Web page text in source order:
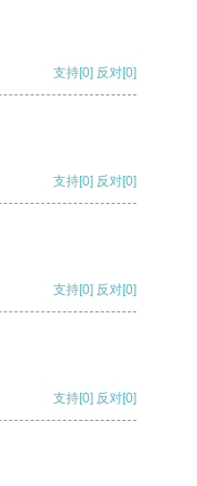
支持[0] 反对[0]
支持[0] 反对[0]
支持[0] 反对[0]
支持[0] 反对[0]